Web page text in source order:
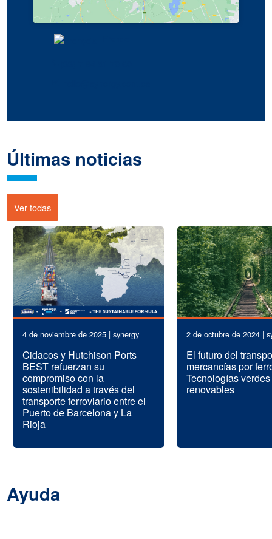
Últimas noticias
Ver todas
4 de noviembre de 2025 | synergy
Cidacos y Hutchison Ports
BEST refuerzan su
compromiso con la
sostenibilidad a través del
transporte ferroviario entre el
Puerto de Barcelona y La
Rioja
2 de octubre de 2024 |
El futuro del
mercancías por
Tecnologías
renovables
Ayuda